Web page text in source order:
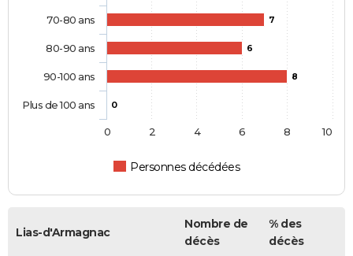
7
6
8
0
Personnes décédées
70-80 ans
80-90 ans
90-100 ans
Plus de 100 ans
0 2 4 6 8 10
Lias-d'Armagnac
Nombre de
décès
% des
décès